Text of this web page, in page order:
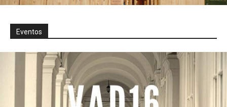
Eventos